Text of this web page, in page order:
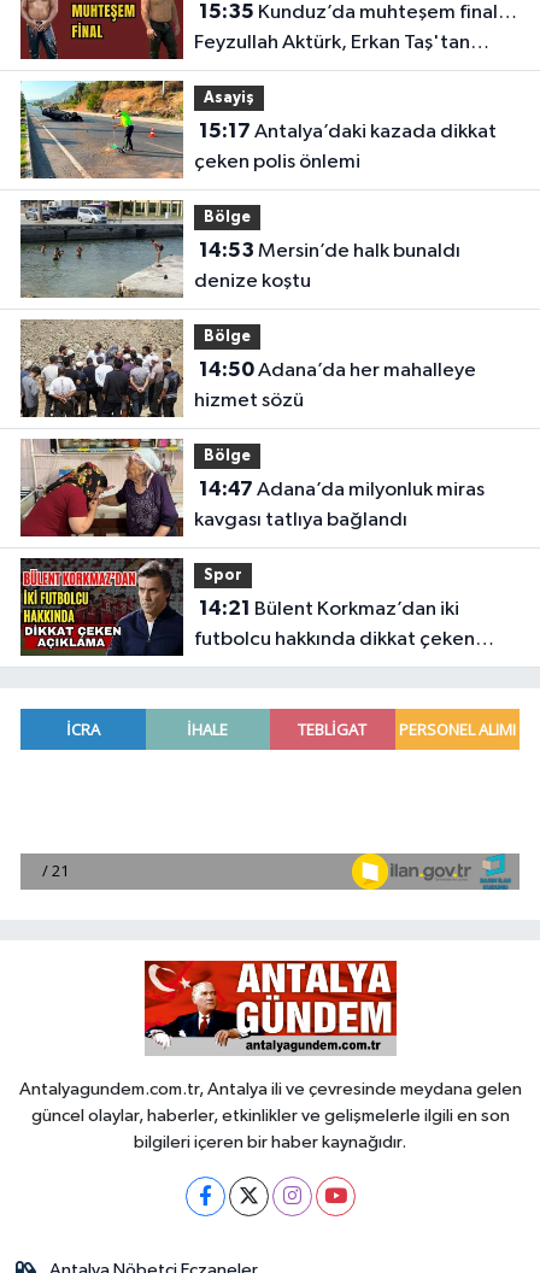
15:35
Feyzullah Aktürk, Erkan Taş'tan
Kırkpınar'ın rövanşını aldı
Asayiş
15:17
çeken polis önlemi
Bölge
14:53
denize koştu
Bölge
14:50Adana’da her mahalleye
hizmet sözü
Bölge
14:47
kavgası tatlıya bağlandı
Spor
14:21
futbolcu hakkında dikkat çeken
açıklama
Antalyagundem.com.tr, Antalya ili ve çevresinde meydana gelen
güncel olaylar, haberler, etkinlikler ve gelişmelerle ilgili en son
bilgileri içeren bir haber kaynağıdır.